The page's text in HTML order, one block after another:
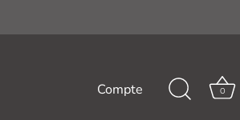
Compte 0